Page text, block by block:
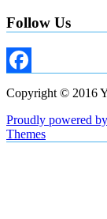
Follow Us
Copyright © 2016
Proudly powered
Themes